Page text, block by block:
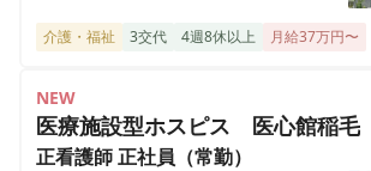
セントケア訪問看護ステーション袖ケ浦
千葉県袖ヶ浦市蔵波台三丁目10-2
セントケア看護小規模きみつ
千葉県君津市大和田四丁目2-14
介護・福祉 3交代 4週8休以上 月給37万円〜
NEW
医療施設型ホスピス 医心館稲毛
正看護師正社員（常勤）